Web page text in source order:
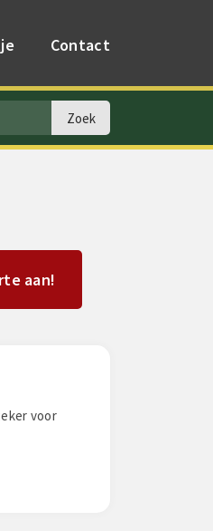
Contact
aan!
"hele leuke dag gehad"